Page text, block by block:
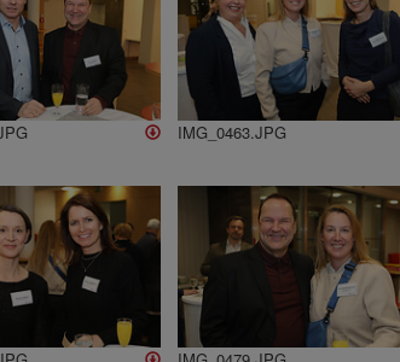
IMG_0463.JPG